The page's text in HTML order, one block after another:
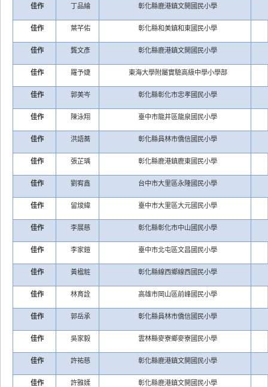
佳作 丁品綸 彰化縣鹿港鎮文開國民小學
佳作 葉芊佑 彰化縣和美鎮和東國民小學
佳作 龔文彥 彰化縣鹿港鎮文開國民小學
佳作 羅予婕 東海大學附屬實驗高級中學小學部
佳作 郭美岑 彰化縣彰化市忠孝國民小學
佳作 陳泳翔 臺中市龍井區龍泉國民小學
佳作 洪語蕎 彰化縣員林市僑信國民小學
佳作 張芷瑀 彰化縣鹿港鎮鹿東國民小學
佳作 劉宥鑫 台中市大里區永隆國民小學
佳作 留焌緯 臺中市大里區大元國民小學
佳作 李展慈 彰化縣彰化市中山國民小學
佳作 李家鎧 臺中市北屯區文昌國民小學
佳作 黃楹粧 彰化縣線西鄉線西國民小學
佳作 林育詮 高雄市岡山區前峰國民小學
佳作 郭岳承 彰化縣員林市僑信國民小學
佳作 吳家毅 雲林縣麥寮鄉麥寮國民小學
佳作 許祐慈 彰化縣鹿港鎮文開國民小學
佳作 許雅媃 彰化縣鹿港鎮文開國民小學